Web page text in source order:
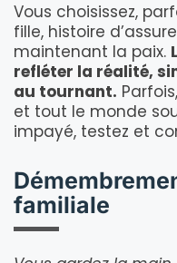
Vous choisissez,
fille, histoire
maintenant la paix.
refléter la réalité,
au tournant.
et tout le monde
impayé, testez et
familiale